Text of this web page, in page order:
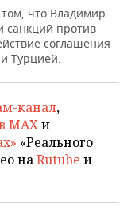
что Владимир
санкций против
соглашения
Турцией.
канал,
MAXи
«Реального
наRutube и